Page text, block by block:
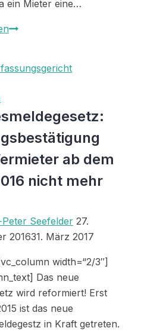
ein Mieter eine…
Wohnfläche
ab dem
nicht mehr
Seefelder 27.
201631. März 2017
width=“2/3″]
Das neue
wird reformiert! Erst
ist das neue
in Kraft getreten.